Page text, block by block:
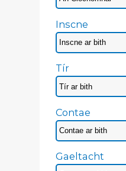
Inscne
Tír
Contae
Gaeltacht